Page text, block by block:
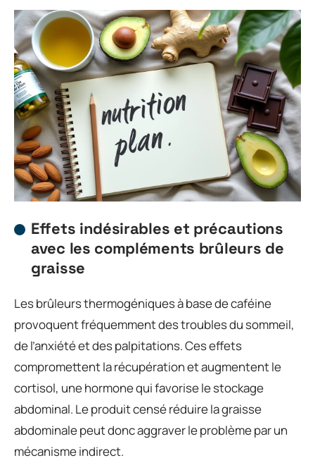
Effets indésirables et précautions
avec les compléments brûleurs de
graisse
Les brûleurs thermogéniques à base de caféine
provoquent fréquemment des troubles du sommeil,
de l’anxiété et des palpitations. Ces effets
compromettent la récupération et augmentent le
cortisol, une hormone qui favorise le stockage
abdominal. Le produit censé réduire la graisse
abdominale peut donc aggraver le problème par un
mécanisme indirect.